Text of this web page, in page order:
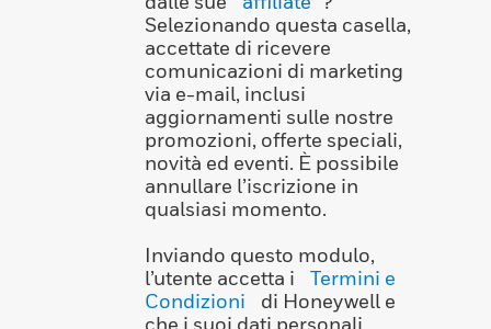
Selezionando questa casella,
accettate di ricevere
comunicazioni di marketing
via e-mail, inclusi
aggiornamenti sulle nostre
promozioni, offerte speciali,
novità ed eventi. È possibile
annullare l’iscrizione in
qualsiasi momento.
Inviando questo modulo,
l’utente accetta i
Termini e
Condizioni
di Honeywell e
che i suoi dati personali